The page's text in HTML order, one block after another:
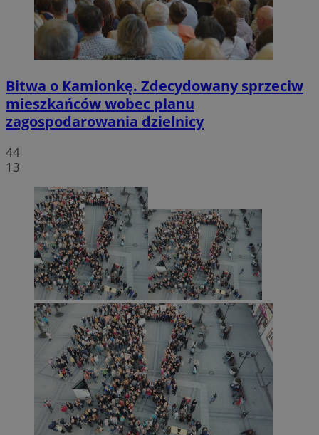
Bitwa o Kamionkę. Zdecydowany sprzeciw
mieszkańców wobec planu
zagospodarowania dzielnicy
44
13